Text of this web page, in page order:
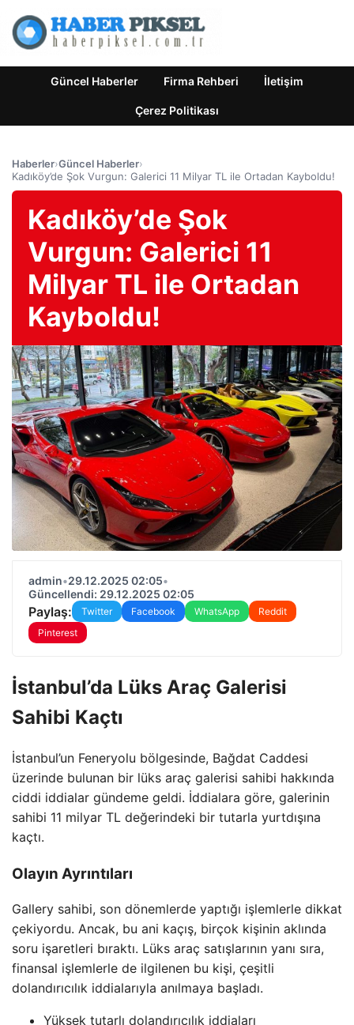
Güncel Haberler Firma Rehberi İletişim
Çerez Politikası
Haberler›Güncel Haberler›
Kadıköy’de Şok Vurgun: Galerici 11 Milyar TL ile Ortadan Kayboldu!
Kadıköy’de Şok
Vurgun: Galerici 11
Milyar TL ile Ortadan
Kayboldu!
admin•29.12.2025 02:05•
Güncellendi: 29.12.2025 02:05
Paylaş: Twitter Facebook WhatsApp
Reddit
Pinterest
İstanbul’da Lüks Araç Galerisi
Sahibi Kaçtı
İstanbul’un Feneryolu bölgesinde, Bağdat Caddesi
üzerinde bulunan bir lüks araç galerisi sahibi hakkında
ciddi iddialar gündeme geldi. İddialara göre, galerinin
sahibi 11 milyar TL değerindeki bir tutarla yurtdışına
kaçtı.
Olayın Ayrıntıları
Gallery sahibi, son dönemlerde yaptığı işlemlerle dikkat
çekiyordu. Ancak, bu ani kaçış, birçok kişinin aklında
soru işaretleri bıraktı. Lüks araç satışlarının yanı sıra,
finansal işlemlerle de ilgilenen bu kişi, çeşitli
dolandırıcılık iddialarıyla anılmaya başladı.
Yüksek tutarlı dolandırıcılık iddiaları